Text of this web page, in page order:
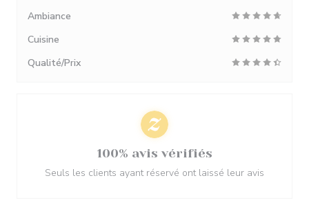
Ambiance
Cuisine
Qualité/Prix
100% avis vérifiés
Seuls les clients ayant réservé ont laissé leur avis